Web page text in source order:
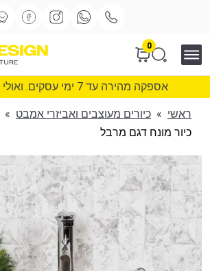
0
אספקה מהירה עד 7 ימי עסקים. ואולי הרבה לפני...
ראשי » כיורים מעוצבים ואביזרי אמבט »
כיור מונח דגם מרבל